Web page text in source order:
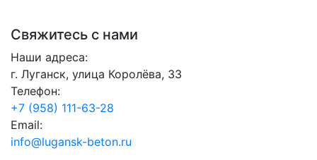
Свяжитесь с нами
Наши адреса:
г. Луганск, улица Королёва, 33
Телефон:
+7 (958) 111-63-28
Email:
info@lugansk-beton.ru